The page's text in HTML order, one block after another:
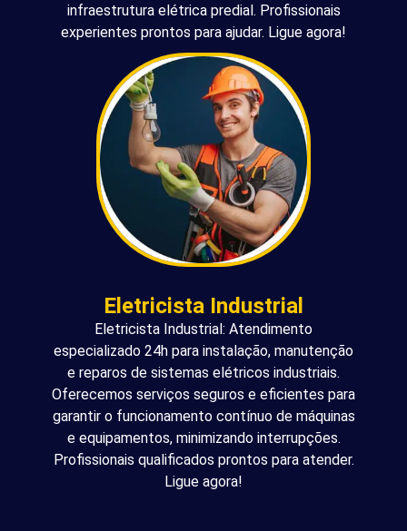
infraestrutura elétrica predial. Profissionais
experientes prontos para ajudar. Ligue agora!
Eletricista Industrial
Eletricista Industrial: Atendimento
especializado 24h para instalação, manutenção
e reparos de sistemas elétricos industriais.
Oferecemos serviços seguros e eficientes para
garantir o funcionamento contínuo de máquinas
e equipamentos, minimizando interrupções.
Profissionais qualificados prontos para atender.
Ligue agora!